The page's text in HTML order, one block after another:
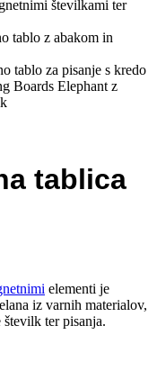
tablica
elementi je
iz varnih materialov,
ter pisanja.